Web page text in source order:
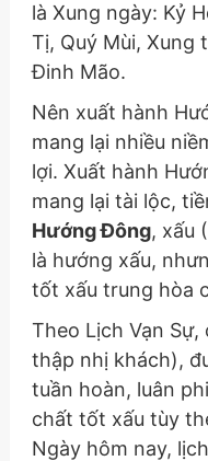
là Xung ngày: Kỷ
Tị, Quý Mùi, Xung
Đinh Mão.
Nên xuất hành
mang lại nhiều
lợi. Xuất hành
mang lại tài lộc,
Hướng Đông, xấu
là hướng xấu,
tốt xấu trung hòa
Theo Lịch Vạn
thập nhị khách),
tuần hoàn, luân
chất tốt xấu tùy
Ngày hôm nay,